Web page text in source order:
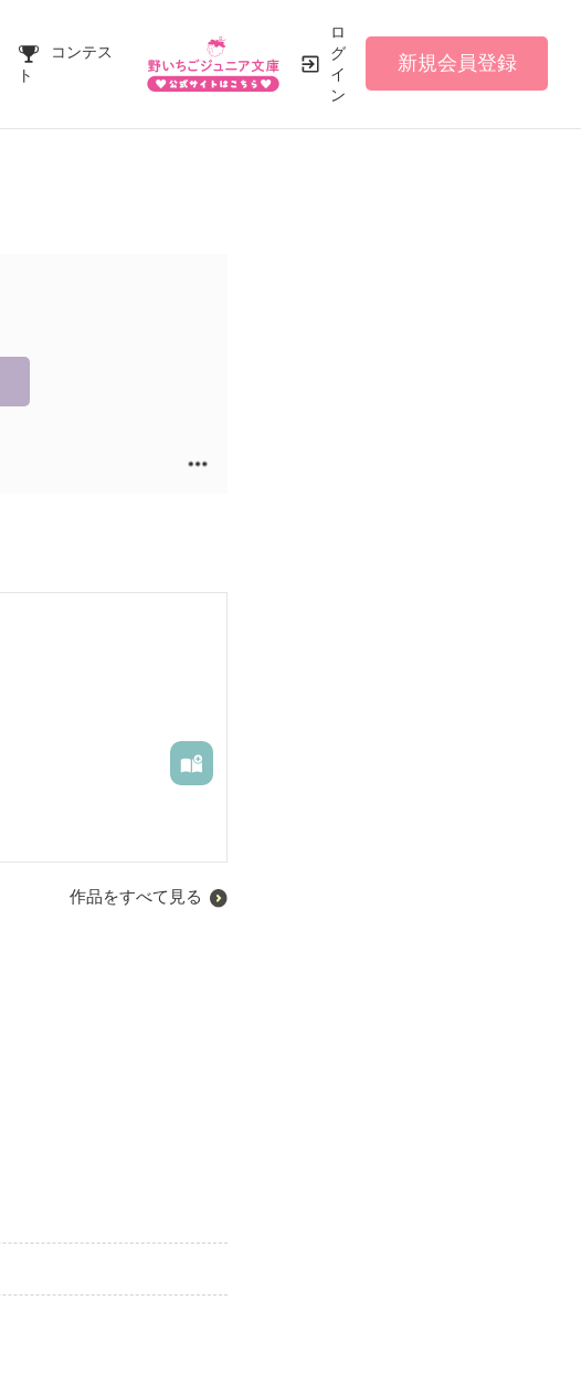
コンテス
ト
ロ
グ
イ
ン
新規会員登録
作品をすべて見る